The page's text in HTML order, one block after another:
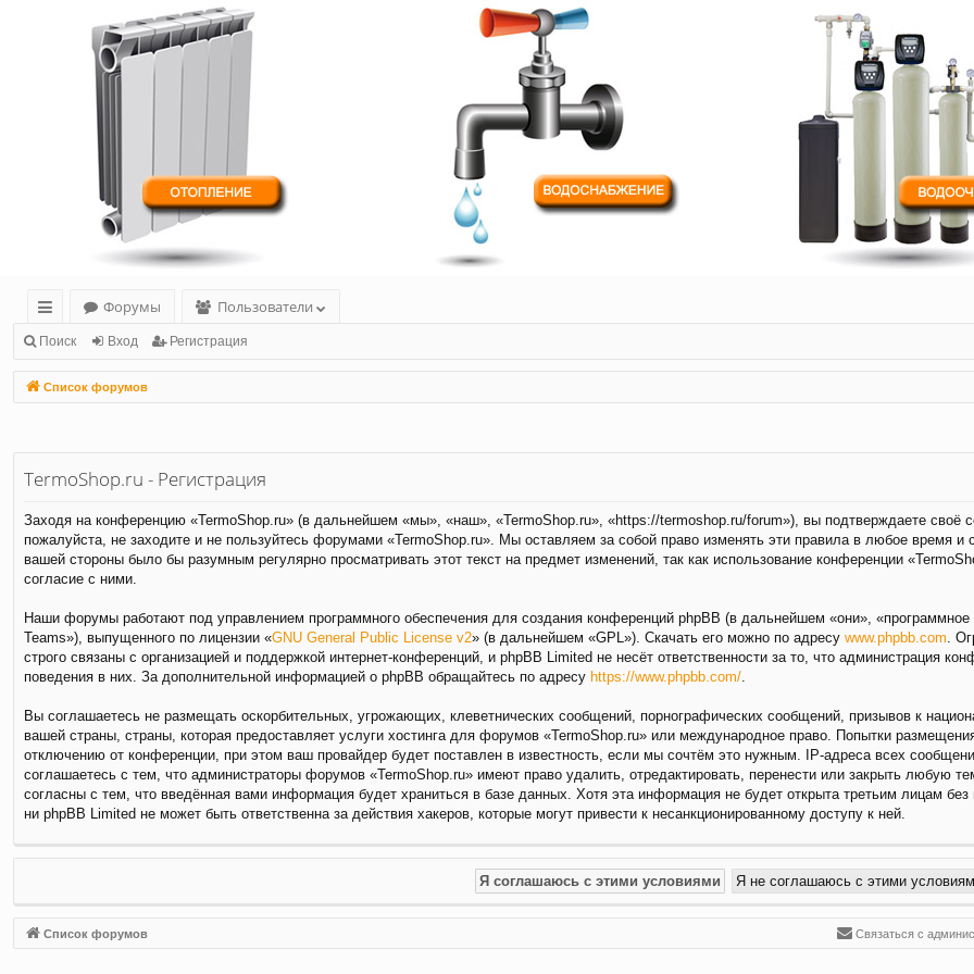
с
ы
лк
Форумы
Пользователи
Поиск Вход Регистрация
Список форумов
TermoShop.ru - Регистрация
Заходя на конференцию «TermoShop.ru» (в дальнейшем «мы», «наш», «TermoShop.ru», «https://termoshop.ru/forum»), вы подтверждаете
пожалуйста, не заходите и не пользуйтесь форумами «TermoShop.ru». Мы оставляем за собой право изменять эти правила в любое время
вашей стороны было бы разумным регулярно просматривать этот текст на предмет изменений, так как использование конференции
согласие с ними.
Наши форумы работают под управлением программного обеспечения для создания конференций phpBB (в дальнейшем «они»,
Teams»), выпущенного по лицензии «GNU General Public License v2» (в дальнейшем «GPL»). Скачать его можно по адресу www.phpbb.com.
строго связаны с организацией и поддержкой интернет-конференций, и phpBB Limited не несёт ответственности за то, что администрация
поведения в них. За дополнительной информацией о phpBB обращайтесь по адресу https://www.phpbb.com/.
Вы соглашаетесь не размещать оскорбительных, угрожающих, клеветнических сообщений, порнографических сообщений, призывов к
вашей страны, страны, которая предоставляет услуги хостинга для форумов «TermoShop.ru» или международное право. Попытки
отключению от конференции, при этом ваш провайдер будет поставлен в известность, если мы сочтём это нужным. IP-адреса всех
соглашаетесь с тем, что администраторы форумов «TermoShop.ru» имеют право удалить, отредактировать, перенести или закрыть любую
согласны с тем, что введённая вами информация будет храниться в базе данных. Хотя эта информация не будет открыта третьим лицам
ни phpBB Limited не может быть ответственна за действия хакеров, которые могут привести к несанкционированному доступу к ней.
Список форумов Связаться с